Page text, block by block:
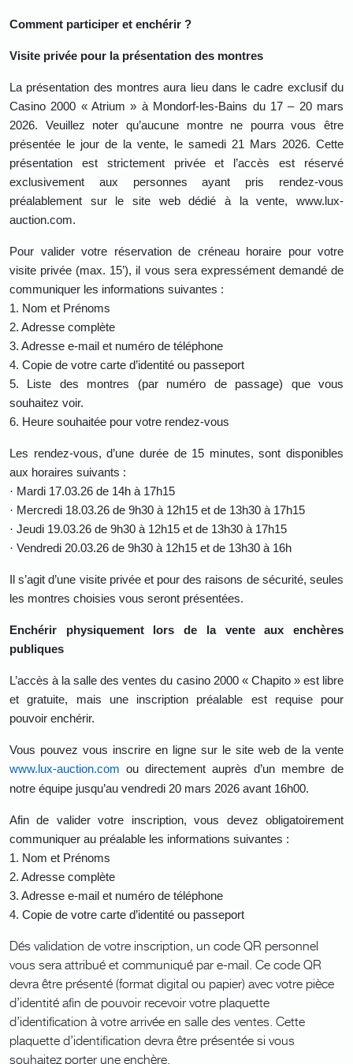
Comment participer et enchérir ?
Visite privée pour la présentation des montres
La présentation des montres aura lieu dans le cadre exclusif du
Casino 2000 « Atrium » à Mondorf-les-Bains du 17 – 20 mars
2026. Veuillez noter qu’aucune montre ne pourra vous être
présentée le jour de la vente, le samedi 21 Mars 2026. Cette
présentation est strictement privée et l’accès est réservé
exclusivement aux personnes ayant pris rendez-vous
préalablement sur le site web dédié à la vente, www.lux-
auction.com.
Pour valider votre réservation de créneau horaire pour votre
visite privée (max. 15’), il vous sera expressément demandé de
communiquer les informations suivantes :
1. Nom et Prénoms
2. Adresse complète
3. Adresse e-mail et numéro de téléphone
4. Copie de votre carte d’identité ou passeport
5.
Liste des montres (par numéro de passage) que vous
souhaitez voir.
6. Heure souhaitée pour votre rendez-vous
Les rendez-vous, d’une durée de 15 minutes, sont disponibles
aux horaires suivants :
· Mardi 17.03.26 de 14h à 17h15
· Mercredi 18.03.26 de 9h30 à 12h15 et de 13h30 à 17h15
· Jeudi 19.03.26 de 9h30 à 12h15 et de 13h30 à 17h15
· Vendredi 20.03.26 de 9h30 à 12h15 et de 13h30 à 16h
Il s’agit d’une visite privée et pour des raisons de sécurité, seules
les montres choisies vous seront présentées.
Enchérir physiquement lors de la vente aux enchères
publiques
L’accès à la salle des ventes du casino 2000 « Chapito » est libre
et gratuite, mais une inscription préalable est requise pour
pouvoir enchérir.
Vous pouvez vous inscrire en ligne sur le site web de la vente
www.lux-auction.com ou directement auprès d’un membre de
notre équipe jusqu’au vendredi 20 mars 2026 avant 16h00.
Afin de valider votre inscription, vous devez obligatoirement
communiquer au préalable les informations suivantes :
1. Nom et Prénoms
2. Adresse complète
3. Adresse e-mail et numéro de téléphone
4. Copie de votre carte d’identité ou passeport
Dés validation de votre inscription, un code QR personnel
vous sera attribué et communiqué par e-mail. Ce code QR
devra être présenté (format digital ou papier) avec votre pièce
d’identité afin de pouvoir recevoir votre plaquette
d’identification à votre arrivée en salle des ventes. Cette
plaquette d’identification devra être présentée si vous
souhaitez porter une enchère.